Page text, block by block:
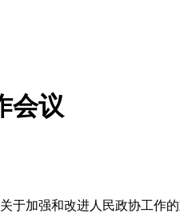
会议
加强和改进人民政协工作